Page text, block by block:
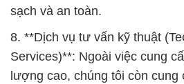
sạch và an toàn.
8. **Dịch vụ tư vấn kỹ thuật
Services)**: Ngoài việc cung
lượng cao, chúng tôi còn